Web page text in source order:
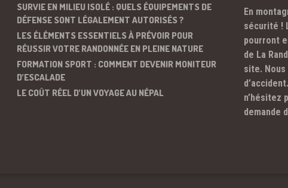
SURVIE EN MILIEU ISOLÉ : QUELS ÉQUIPEMENTS DE
DÉFENSE SONT LÉGALEMENT AUTORISÉS ?
LES ÉLÉMENTS ESSENTIELS À PRÉVOIR POUR
RÉUSSIR VOTRE RANDONNÉE EN PLEINE NATURE
FORMATION SPORT : COMMENT DEVENIR MONITEUR
D’ESCALADE
LE COÛT RÉEL D’UN VOYAGE AU NÉPAL
En
sécurité !
pourront
de La
site.
n’hésitez
demande